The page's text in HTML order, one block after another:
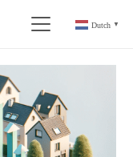
Dutch ▼